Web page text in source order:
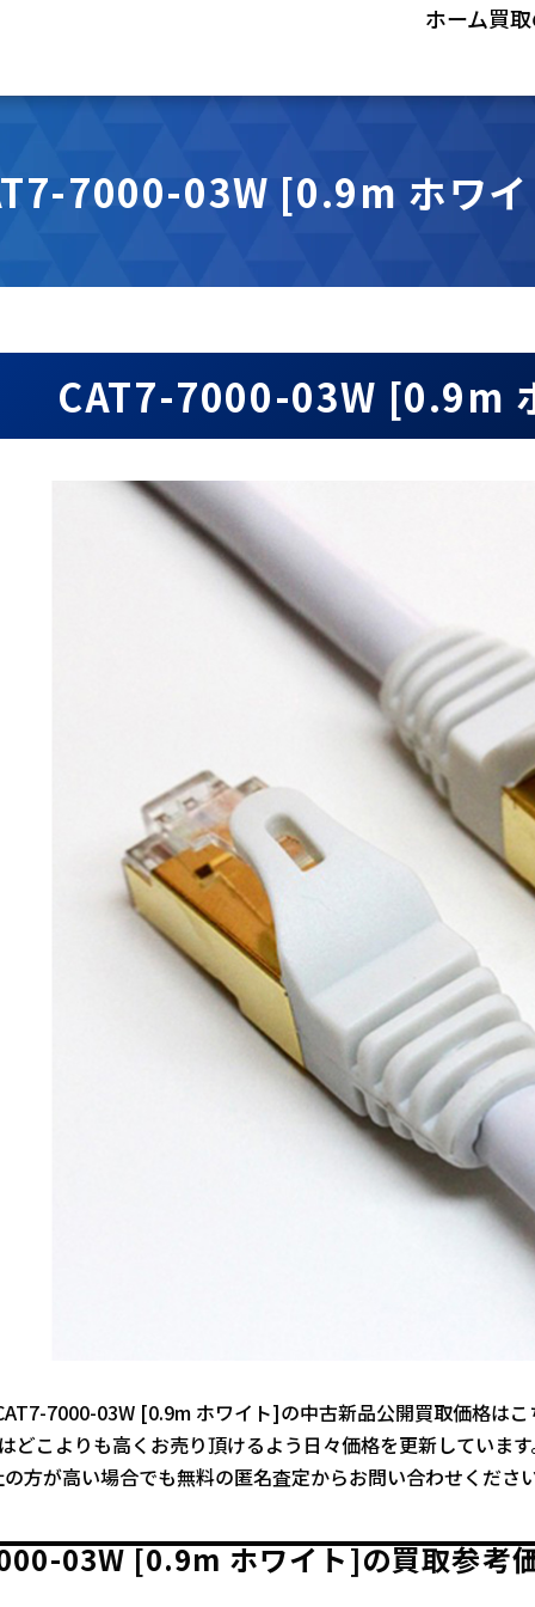
ホーム買
7000-03W [0.9m ホワ
CAT7-7000-03W [0.9m
7000-03W [0.9m ホワイト]の中古新品公開買取価格はこ
どこよりも高くお売り頂けるよう日々価格を更新していま
方が高い場合でも無料の匿名査定からお問い合わせくださ
03W [0.9m ホワイト]の買取参考